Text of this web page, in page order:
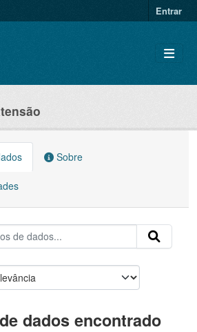
Entrar
Sobre
dados encontrado